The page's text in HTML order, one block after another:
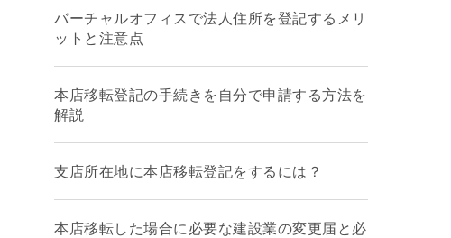
バーチャルオフィスで法人住所を登記するメリ
ットと注意点
本店移転登記の手続きを自分で申請する方法を
解説
支店所在地に本店移転登記をするには？
本店移転した場合に必要な建設業の変更届と必